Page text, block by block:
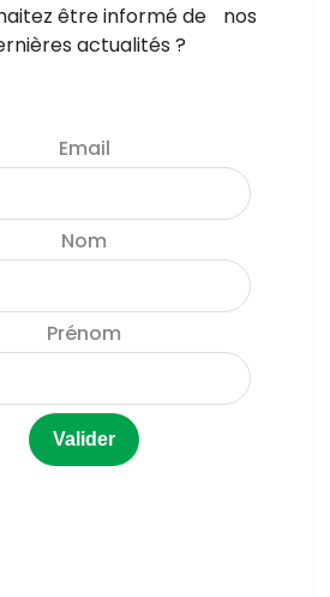
être informé de nos
actualités ?
Email
Nom
Prénom